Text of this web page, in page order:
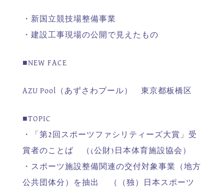
・新国立競技場整備事業
・建設工事現場の公開で見えたもの
■NEW FACE
AZU Pool（あずさわプール） 東京都板橋区
■TOPIC
・「第2回スポーツファシリティーズ大賞」受
賞者のことば （(公財)日本体育施設協会）
・スポーツ施設整備関連の交付対象事業（地方
公共団体分）を抽出 （（独）日本スポーツ